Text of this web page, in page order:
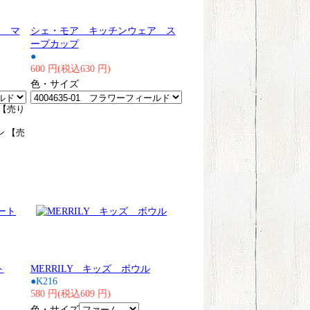
マ
売り
【売
シェ・モア キッチンウェア ス
ープカップ
●
600 円(税込630 円)
色・サイズ
MERRILY キッズ ボウル
●K216
580 円(税込609 円)